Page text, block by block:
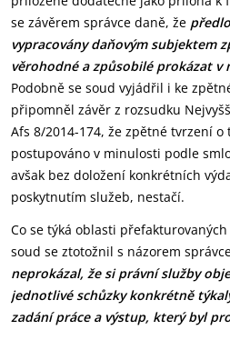
se závěrem správce daně, že
vypracovány daňovým subjektem
věrohodné a způsobilé prokázat v
Podobně se soud vyjádřil i ke
připomněl závěr z rozsudku
Afs 8/2014-174, že zpětné tvrzení
postupováno v minulosti podle
avšak bez doložení konkrétních
poskytnutím služeb, nestačí.
Co se týká oblasti
soud se ztotožnil s názorem
neprokázal, že si právní služby
jednotlivé schůzky konkrétně
zadání práce a výstup, který byl